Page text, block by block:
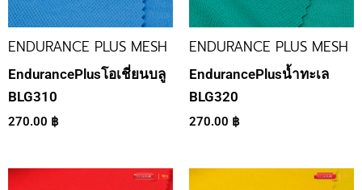
ENDURANCE PLUS MESH
EndurancePlusโอเชี่ยนบลู
BLG310
270.00 ฿
ENDURANCE PLUS MESH
EndurancePlusน้ำทะเล
BLG320
270.00 ฿